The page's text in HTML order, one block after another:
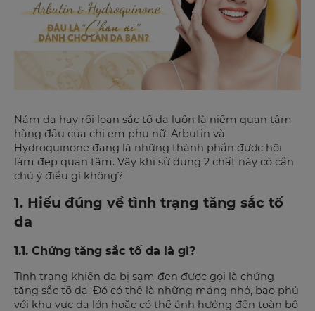
Nám da hay rối loạn sắc tố da luôn là niềm quan tâm
hàng đầu của chị em phụ nữ. Arbutin và
Hydroquinone đang là những thành phần được hội
làm đẹp quan tâm. Vậy khi sử dụng 2 chất này có cần
chú ý điều gì không?
1. Hiểu đúng về tình trạng tăng sắc tố
da
1.1. Chứng tăng sắc tố da là gì?
Tình trạng khiến da bị sạm đen được gọi là chứng
tăng sắc tố da. Đó có thể là những mảng nhỏ, bao phủ
với khu vực da lớn hoặc có thể ảnh hưởng đến toàn bộ